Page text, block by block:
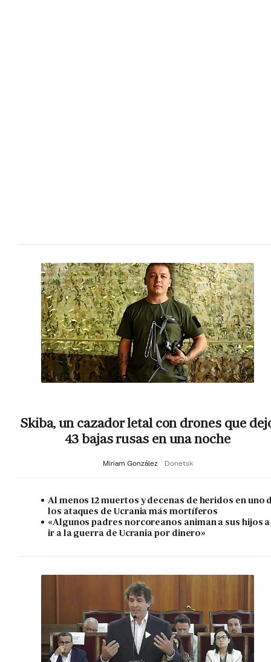
Skiba, un cazador letal con drones que
43 bajas rusas en una noche
Miriam González Donetsk
Al menos 12 muertos y decenas de heridos en uno
los ataques de Ucrania más mortíferos
«Algunos padres norcoreanos animan a sus hijos a
ir a la guerra de Ucrania por dinero»